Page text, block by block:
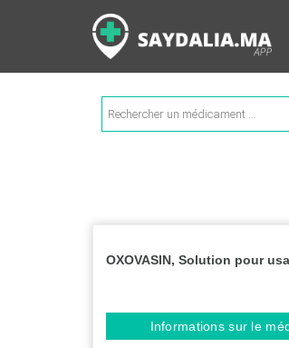
Recherche
de
produits
OXOVASIN, Solution pour
Informations sur le